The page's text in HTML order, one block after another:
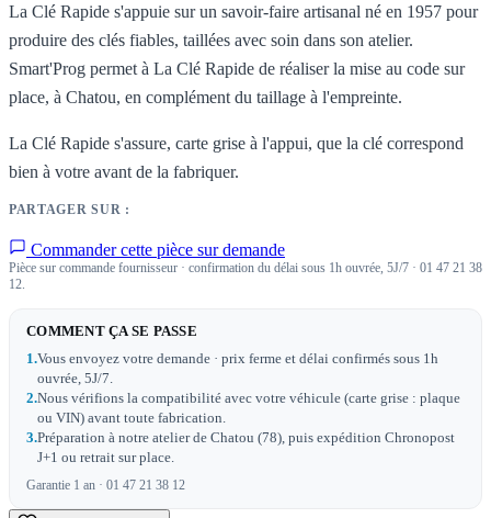
La Clé Rapide s'appuie sur un savoir-faire artisanal né en 1957 pour
produire des clés fiables, taillées avec soin dans son atelier.
Smart'Prog permet à La Clé Rapide de réaliser la mise au code sur
place, à Chatou, en complément du taillage à l'empreinte.
La Clé Rapide s'assure, carte grise à l'appui, que la clé correspond
bien à votre avant de la fabriquer.
PARTAGER SUR :
Commander cette pièce sur demande
Pièce sur commande fournisseur · confirmation du délai sous 1h ouvrée, 5J/7 · 01 47 21 38
12.
COMMENT ÇA SE PASSE
1.Vous envoyez votre demande · prix ferme et délai confirmés sous 1h
ouvrée, 5J/7.
2.Nous vérifions la compatibilité avec votre véhicule (carte grise : plaque
ou VIN) avant toute fabrication.
3.Préparation à notre atelier de Chatou (78), puis expédition Chronopost
J+1 ou retrait sur place.
Garantie 1 an · 01 47 21 38 12